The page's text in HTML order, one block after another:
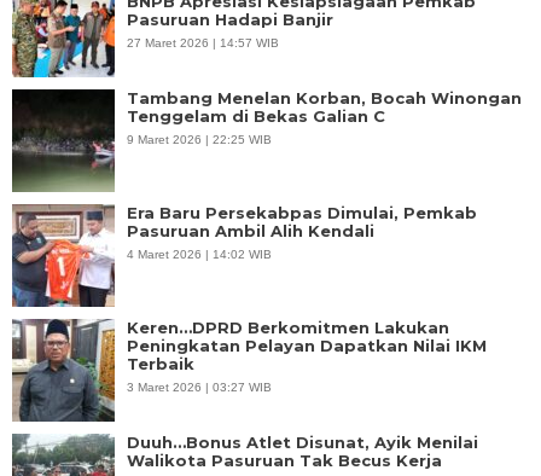
Pasuruan Hadapi Banjir
27 Maret 2026 | 14:57 WIB
Tambang Menelan Korban, Bocah Winongan
Tenggelam di Bekas Galian C
9 Maret 2026 | 22:25 WIB
Era Baru Persekabpas Dimulai, Pemkab
Pasuruan Ambil Alih Kendali
4 Maret 2026 | 14:02 WIB
Keren…DPRD Berkomitmen Lakukan
Peningkatan Pelayan Dapatkan Nilai IKM
Terbaik
3 Maret 2026 | 03:27 WIB
Duuh…Bonus Atlet Disunat, Ayik Menilai
Walikota Pasuruan Tak Becus Kerja